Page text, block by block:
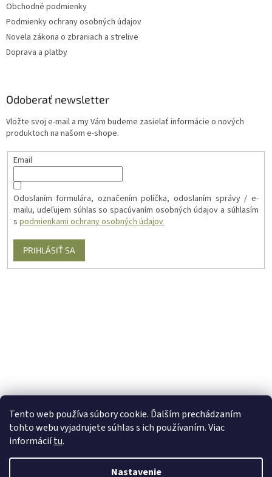
Tento web používa súbory cookie. Ďalším prechádzaním
tohto webu vyjadrujete súhlas s ich používaním. Viac
informáciítu.
Nastavenie
Obchodné podmienky
Podmienky ochrany osobných údajov
Novela zákona o zbraniach a strelive
Doprava a platby
Odoberať newsletter
Vložte svoj e-mail a my Vám budeme zasielať informácie o nových
produktoch na našom e-shope.
Email
Odoslaním formulára, označením políčka, odoslaním správy / e-
mailu, udeľujem súhlas so spacúvaním osobných údajov a súhlasím
s podmienkami ochrany osobných údajov
PRIHLÁSIŤ SA